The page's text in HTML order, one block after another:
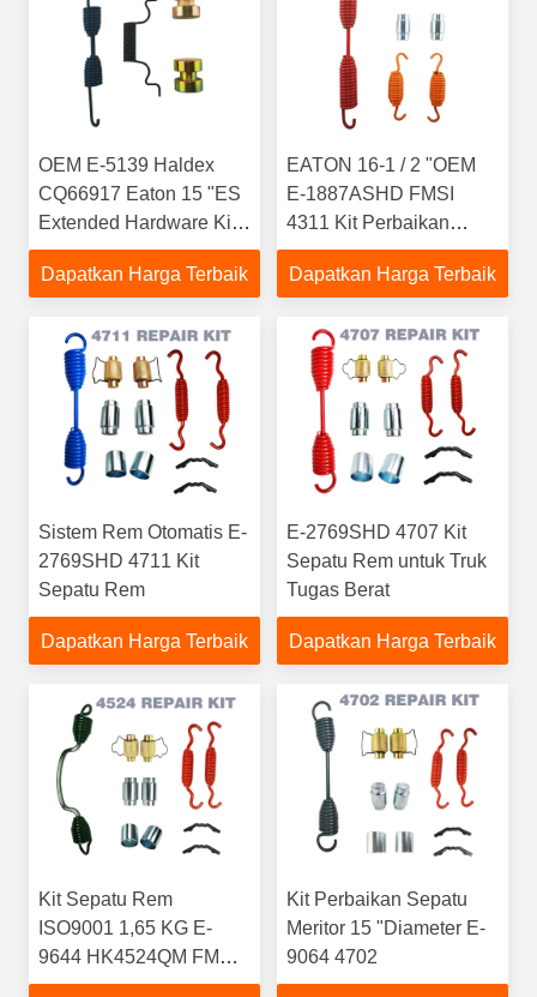
OEM E-5139 Haldex
CQ66917 Eaton 15 "ES
Extended Hardware Kit
1308E 1443
Dapatkan Harga Terbaik
EATON 16-1 / 2 "OEM
E-1887ASHD FMSI
4311 Kit Perbaikan
Sepatu Rem
Dapatkan Harga Terbaik
Sistem Rem Otomatis E-
2769SHD 4711 Kit
Sepatu Rem
Dapatkan Harga Terbaik
E-2769SHD 4707 Kit
Sepatu Rem untuk Truk
Tugas Berat
Dapatkan Harga Terbaik
Kit Sepatu Rem
ISO9001 1,65 KG E-
9644 HK4524QM FMSI
4524
Kit Perbaikan Sepatu
Meritor 15 "Diameter E-
9064 4702